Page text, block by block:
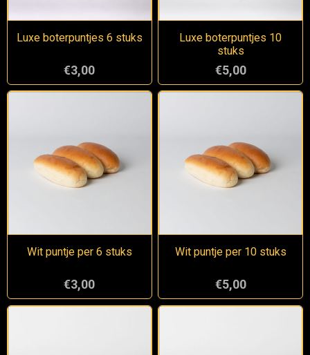
Luxe boterpuntjes 6 stuks
€3,00
Luxe boterpuntjes 10
stuks
€5,00
Wit puntje per 6 stuks
€3,00
Wit puntje per 10 stuks
€5,00